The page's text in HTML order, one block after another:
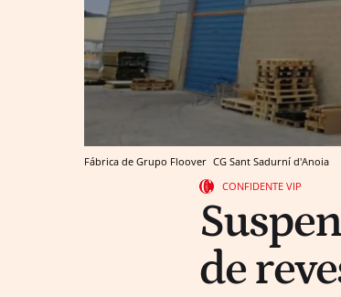
Fábrica de Grupo Floover CG Sant Sadurní d'Anoia
CONFIDENTE VIP
de